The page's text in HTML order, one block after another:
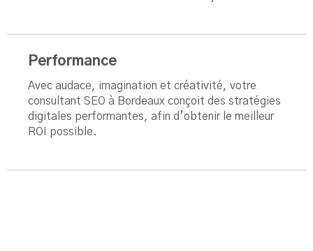
Performance
Avec audace, imagination et créativité, votre
consultant SEO à Bordeaux conçoit des stratégies
digitales performantes, afin d’obtenir le meilleur
ROI possible.